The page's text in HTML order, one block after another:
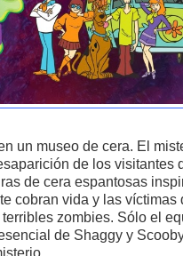
un museo de cera. El
de los visitantes
de cera espantosas
cobran vida y las víctimas
zombies. Sólo el
de Shaggy y